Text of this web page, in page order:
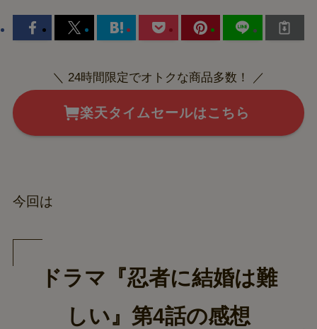
＼ 24時間限定でオトクな商品多数！ ／
楽天タイムセールはこちら
今回は
ドラマ『忍者に結婚は難
しい』第4話の感想